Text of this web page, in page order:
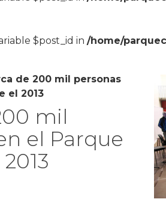
$post_id in/home/
de 200 mil personas
el 2013
mil
el Parque